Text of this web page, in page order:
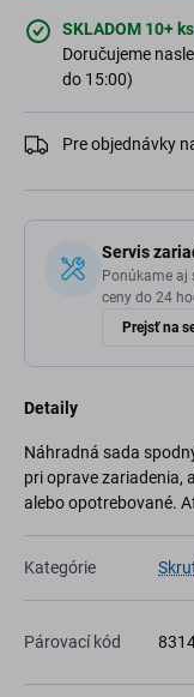
SKLADOM 10+ ks
Doručujeme
do 15:00)
Pre objednávky
Servis
Ponúkame aj
ceny do 24
Prejsť na
Detaily
Náhradná sada
pri oprave zariadenia,
alebo opotrebované.
Kategórie
Párovací kód